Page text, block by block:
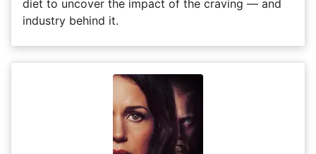
diet to uncover the impact of the craving — and
industry behind it.